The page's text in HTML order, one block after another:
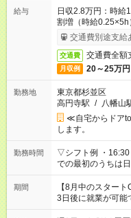
給与
日収2.8万円：時給
割増（時給0.25×5h
交通費別途支給
交通費 交通費全額
月収例 20～25万円
勤務地
東京都杉並区
高円寺駅 / 八幡山
≪自宅からドア
します。
勤務時間
▽シフト例 ・
での最初のうちは日勤からの
今ご覧のお仕事で
時間。 合計で週
期間
【8月中のスター
3日後に就業が可能